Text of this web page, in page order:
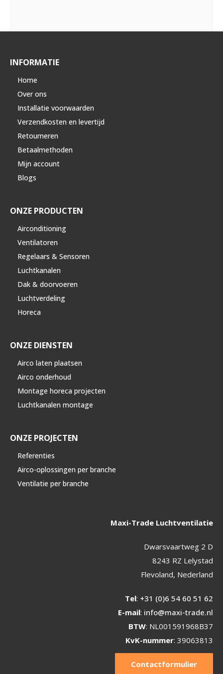
INFORMATIE
Home
Over ons
Installatie voorwaarden
Verzendkosten en levertijd
Retourneren
Betaalmethoden
Mijn account
Blogs
ONZE PRODUCTEN
Airconditioning
Ventilatoren
Regelaars & Sensoren
Luchtkanalen
Dak & doorvoeren
Luchtverdeling
Horeca
ONZE DIENSTEN
Airco laten plaatsen
Airco onderhoud
Montage horeca projecten
Luchtkanalen montage
ONZE PROJECTEN
Referenties
Airco-oplossingen per branche
Ventilatie per branche
Maxi-Trade Luchtventilatie
Dwarsvaartweg 2 D
8243 RZ Lelystad
Flevoland, Nederland
Tel: +31 (0)6 54 60 51 62
E-mail: info@maxi-trade.nl
BTW: NL001591968B37
KvK-nummer: 39063813
Contactformulier